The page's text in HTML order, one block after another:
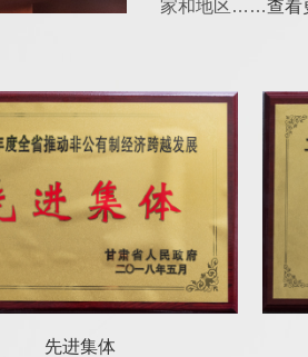
家和地区……查看
兰州十大出口企业